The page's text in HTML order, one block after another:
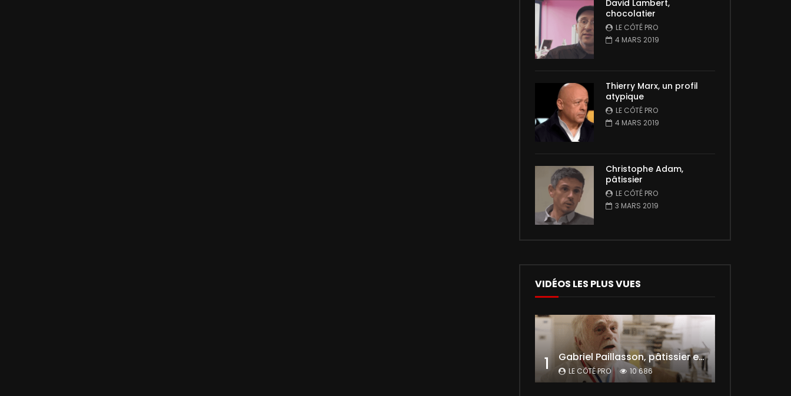
David Lambert,
chocolatier
LE CÔTÉ PRO
4 MARS 2019
Thierry Marx, un profil
atypique
LE CÔTÉ PRO
4 MARS 2019
Christophe Adam,
pâtissier
LE CÔTÉ PRO
3 MARS 2019
VIDÉOS LES PLUS VUES
1 Gabriel Paillasson, pâtissier et glacier
LE CÔTÉ PRO 10 686